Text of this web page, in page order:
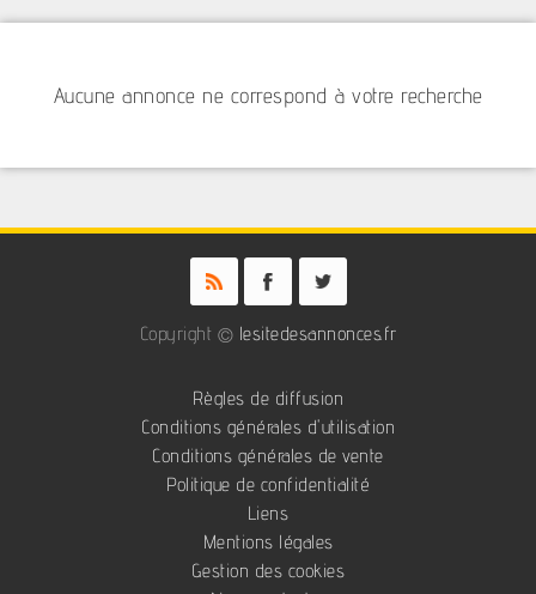
Aucune annonce ne correspond à votre recherche
Copyright © lesitedesannonces.fr
Règles de diffusion
Conditions générales d'utilisation
Conditions générales de vente
Politique de confidentialité
Liens
Mentions légales
Gestion des cookies